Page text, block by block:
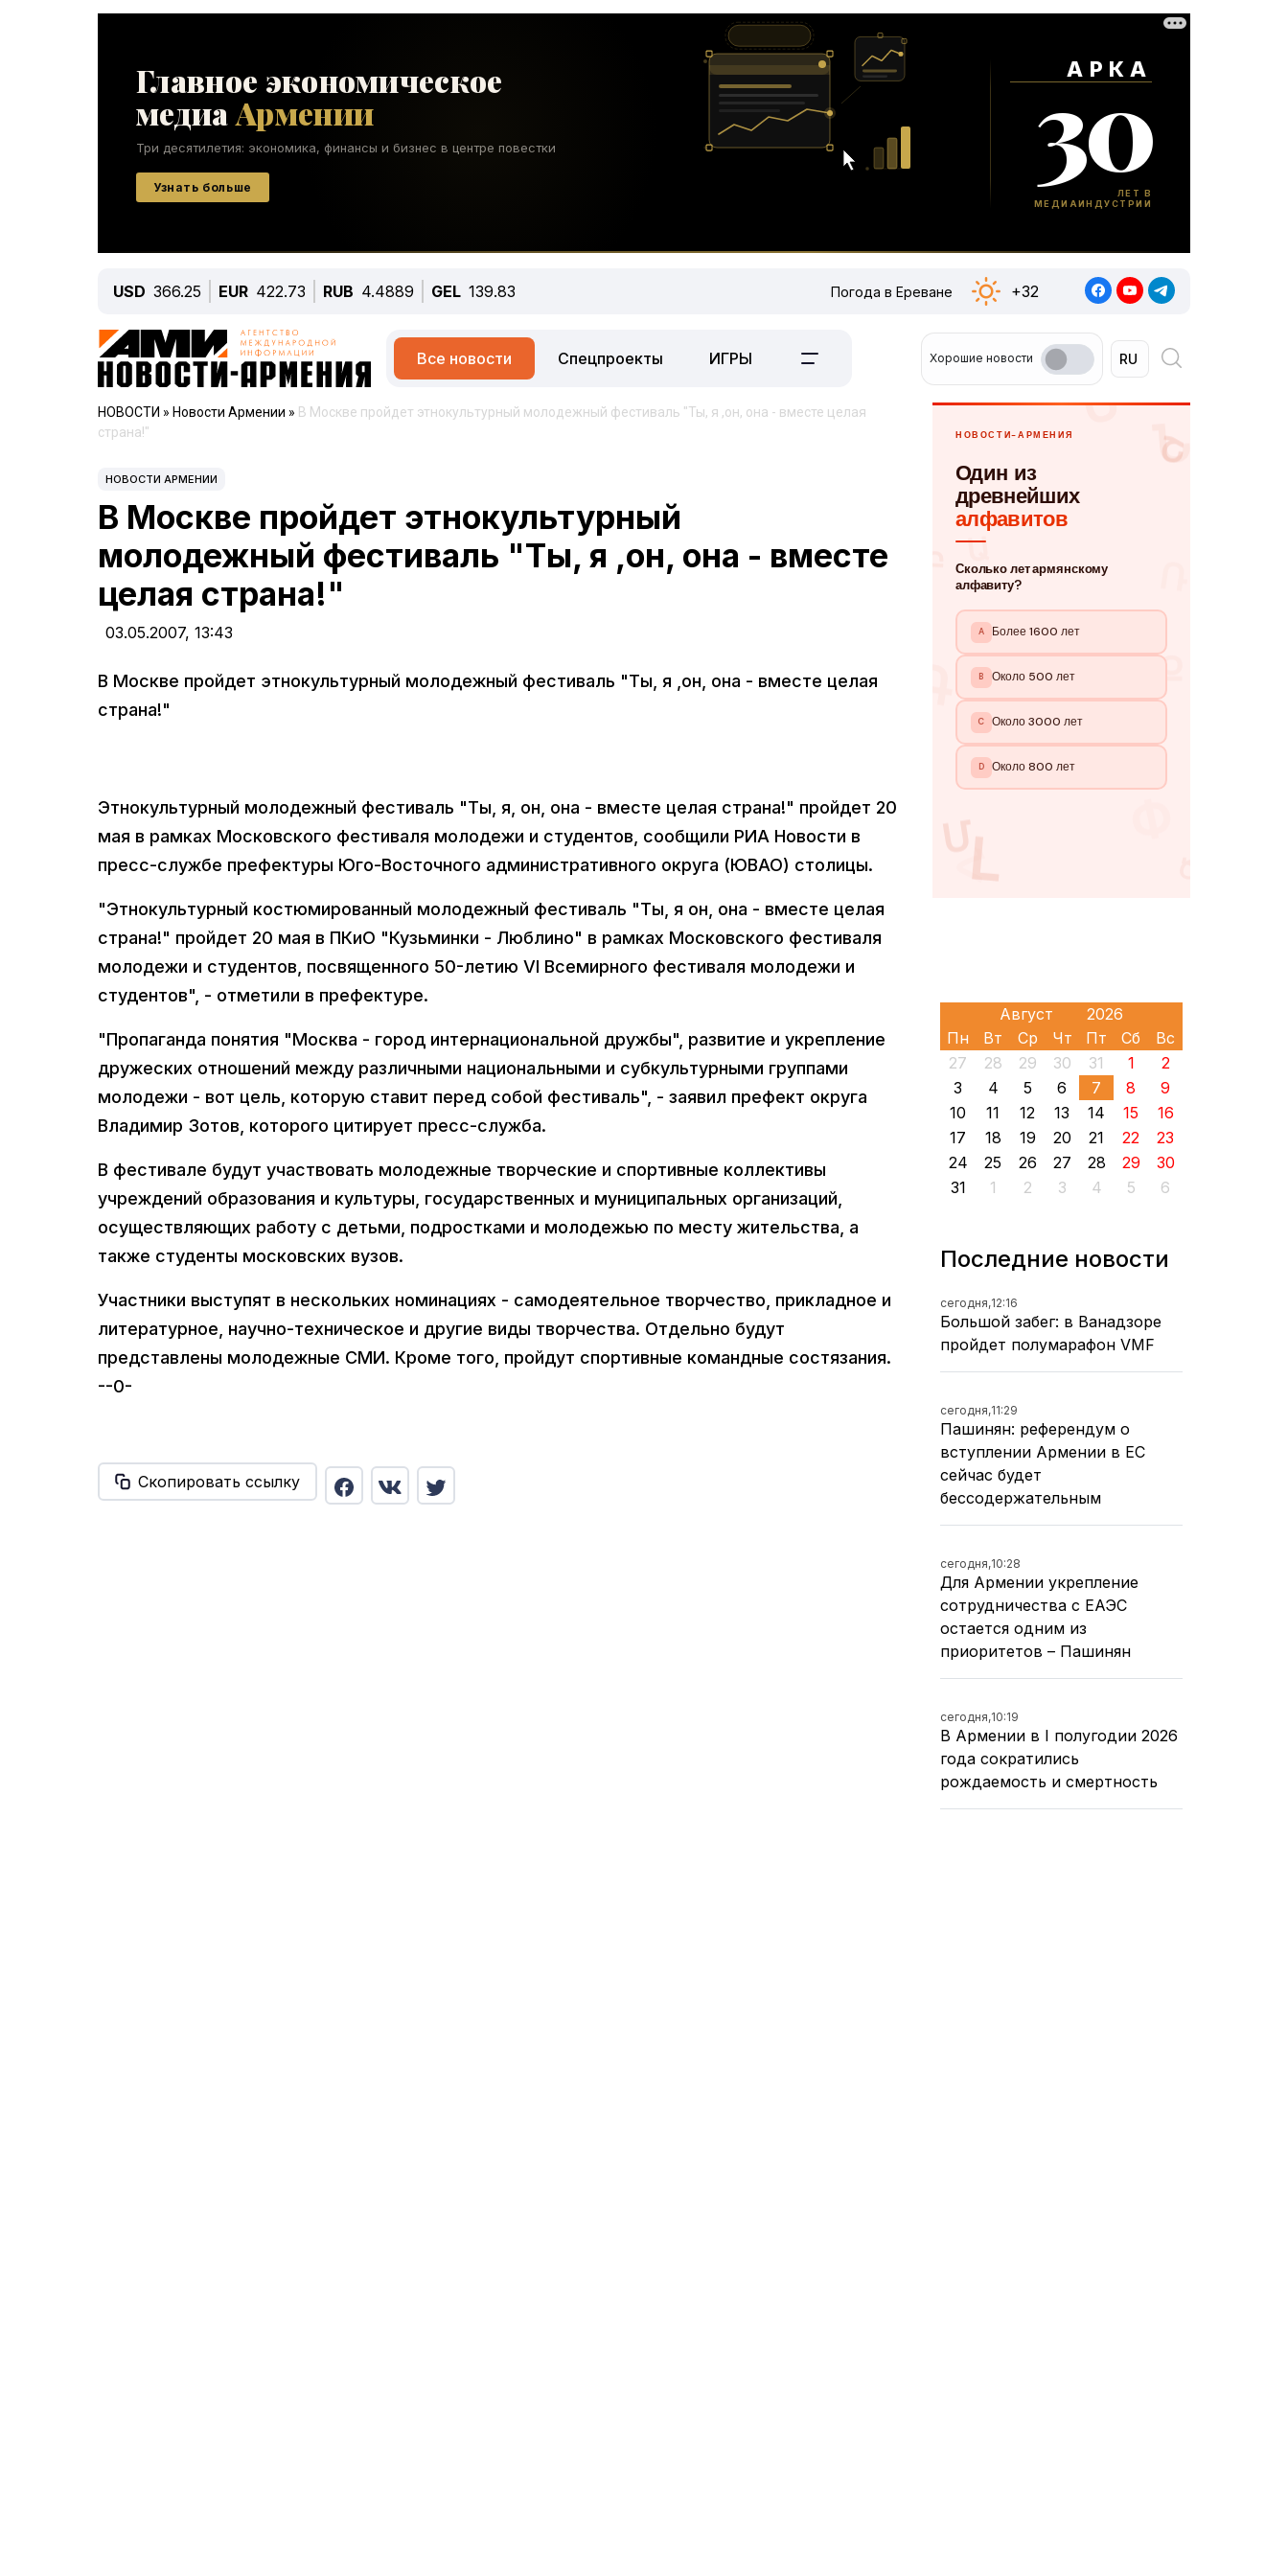
USD 366.25 EUR 422.73 RUB 4.4889 GEL 139.83 Погода в Ереване +32
Все новости Спецпроекты ИГРЫ Хорошие новости
НОВОСТИ » Новости Армении » В Москве пройдет этнокультурный молодежный фестиваль "Ты, я ,он, она - вместе целая
страна!"
НОВОСТИ АРМЕНИИ
В Москве пройдет этнокультурный
молодежный фестиваль "Ты, я ,он, она - вместе
целая страна!"
03.05.2007, 13:43
В Москве пройдет этнокультурный молодежный фестиваль "Ты, я ,он, она - вместе целая
страна!"
Этнокультурный молодежный фестиваль "Ты, я, он, она - вместе целая страна!" пройдет 20
мая в рамках Московского фестиваля молодежи и студентов, сообщили РИА Новости в
пресс-службе префектуры Юго-Восточного административного округа (ЮВАО) столицы.
"Этнокультурный костюмированный молодежный фестиваль "Ты, я он, она - вместе целая
страна!" пройдет 20 мая в ПКиО "Кузьминки - Люблино" в рамках Московского фестиваля
молодежи и студентов, посвященного 50-летию VI Всемирного фестиваля молодежи и
студентов", - отметили в префектуре.
"Пропаганда понятия "Москва - город интернациональной дружбы", развитие и укрепление
дружеских отношений между различными национальными и субкультурными группами
молодежи - вот цель, которую ставит перед собой фестиваль", - заявил префект округа
Владимир Зотов, которого цитирует пресс-служба.
В фестивале будут участвовать молодежные творческие и спортивные коллективы
учреждений образования и культуры, государственных и муниципальных организаций,
осуществляющих работу с детьми, подростками и молодежью по месту жительства, а
также студенты московских вузов.
Участники выступят в нескольких номинациях - самодеятельное творчество, прикладное и
литературное, научно-техническое и другие виды творчества. Отдельно будут
представлены молодежные СМИ. Кроме того, пройдут спортивные командные состязания.
--0-
Скопировать ссылку
Пн Вт Ср Чт Пт Сб
Вс
27
28 29 30 31 1
2
3
4 5 6 7 8
9
10
11 12 13 14 15
16
17
18 19 20 21 22
23
24
25 26 27 28 29
30
31
1 2 3 4 5 6
Последние новости
сегодня,12:16
Большой забег: в Ванадзоре
пройдет полумарафон VMF
сегодня,11:29
Пашинян: референдум о
вступлении Армении в ЕС
сейчас будет
бессодержательным
сегодня,10:28
Для Армении укрепление
сотрудничества с ЕАЭС
остается одним из
приоритетов – Пашинян
сегодня,10:19
В Армении в I полугодии 2026
года сократились
рождаемость и смертность